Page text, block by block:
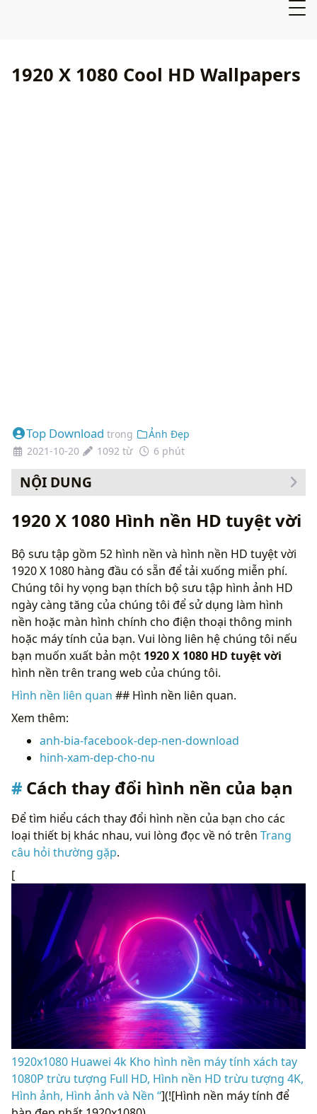
1920 X 1080 Cool HD Wallpapers
Top Download trong
Ảnh Đẹp
2021-10-20
1092 từ 6 phút
NỘI DUNG
1920 X 1080 Hình nền HD tuyệt vời
Bộ sưu tập gồm 52 hình nền và hình nền HD tuyệt vời
1920 X 1080 hàng đầu có sẵn để tải xuống miễn phí.
Chúng tôi hy vọng bạn thích bộ sưu tập hình ảnh HD
ngày càng tăng của chúng tôi để sử dụng làm hình
nền hoặc màn hình chính cho điện thoại thông minh
hoặc máy tính của bạn. Vui lòng liên hệ chúng tôi nếu
bạn muốn xuất bản một 1920 X 1080 HD tuyệt vời
hình nền trên trang web của chúng tôi.
Hình nền liên quan ## Hình nền liên quan.
Xem thêm:
anh-bia-facebook-dep-nen-download
hinh-xam-dep-cho-nu
Cách thay đổi hình nền của bạn
Để tìm hiểu cách thay đổi hình nền của bạn cho các
loại thiết bị khác nhau, vui lòng đọc về nó trên Trang
câu hỏi thường gặp.
[
1920x1080 Huawei 4k Kho hình nền máy tính xách tay
1080P trừu tượng Full HD, Hình nền HD trừu tượng 4K,
Hình ảnh, Hình ảnh và Nền “](![Hình nền máy tính để